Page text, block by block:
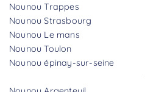
Nounou Trappes
Nounou Strasbourg
Nounou Le mans
Nounou Toulon
Nounou épinay-sur-seine